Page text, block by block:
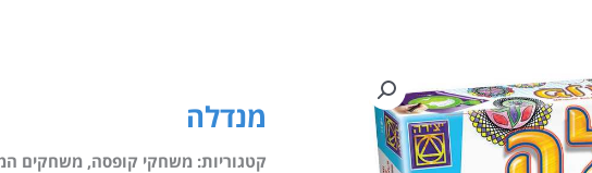
מנדלה
קטגוריות:משחקי קופסה,משחקים